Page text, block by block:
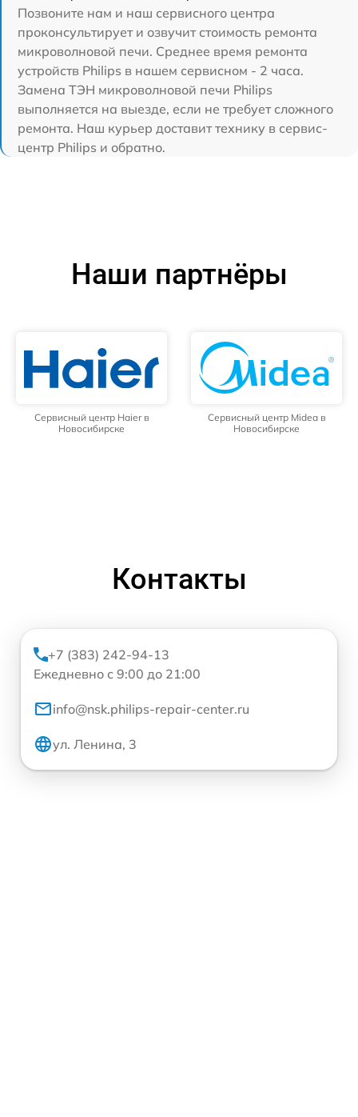
Позвоните нам и наш сервисного центра
проконсультирует и озвучит стоимость ремонта
микроволновой печи. Среднее время ремонта
устройств Philips в нашем сервисном - 2 часа.
Замена ТЭН микроволновой печи Philips
выполняется на выезде, если не требует сложного
ремонта. Наш курьер доставит технику в сервис-
центр Philips и обратно.
Наши партнёры
Сервисный центр Haier в
Новосибирске
Сервисный центр Midea в
Новосибирске
Контакты
+7 (383) 242-94-13
Ежедневно с 9:00 до 21:00
info@nsk.philips-repair-center.ru
ул. Ленина, 3